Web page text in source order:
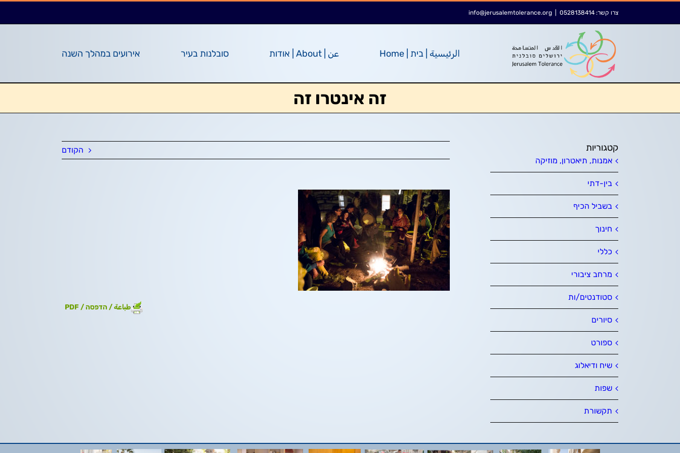
צרו קשר: 0528138414
info@jerusalemtolerance.org
الرئيسية | בית | Home عن | About | אודות סובלנות בעיר אירועים במהלך השנה
זה אינטרו זה
הקודם
طباعة / הדפסה / PDF
קטגוריות
אמנות, תיאטרון, מוזיקה
בין-דתי
בשביל הכיף
חינוך
כללי
מרחב ציבורי
סטודנטים/ות
סיורים
ספורט
שיח ודיאלוג
שפות
תקשורת